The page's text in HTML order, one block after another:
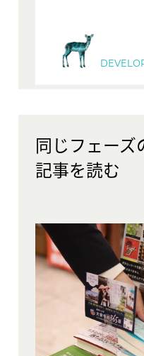
同じフェーズ
記事を読む